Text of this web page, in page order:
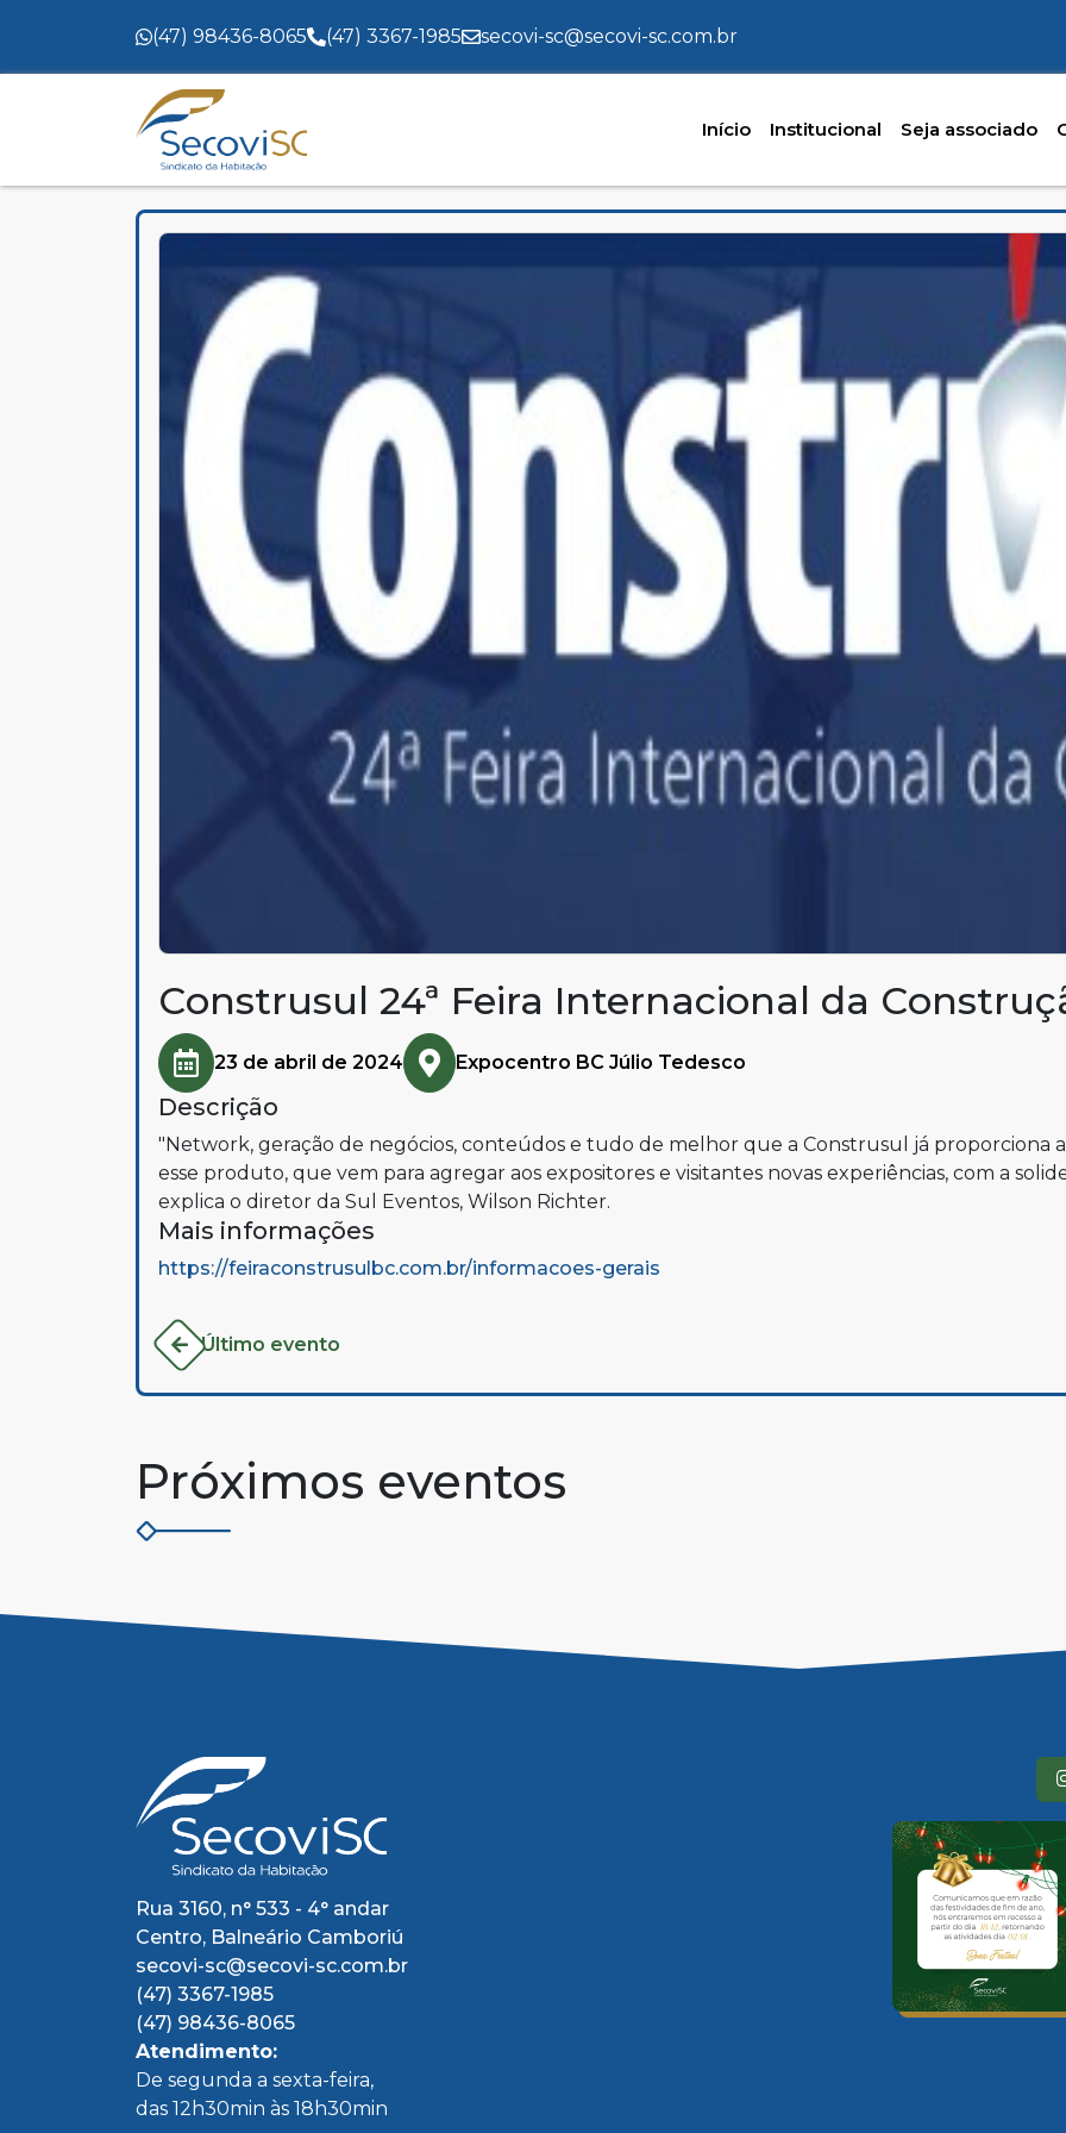
(47) 98436-8065 (47) 3367-1985 secovi-sc@secovi-sc.com.br
Início Institucional Seja associado
Construsul 24ª Feira Internacional da
23 de abril de 2024 Expocentro BC Júlio Tedesco
Descrição
"Network, geração de negócios, conteúdos e tudo de melhor que a Construsul já proporciona
esse produto, que vem para agregar aos expositores e visitantes novas experiências, com a
explica o diretor da Sul Eventos, Wilson Richter.
Mais informações
https://feiraconstrusulbc.com.br/informacoes-gerais
Último evento
Próximos eventos
Rua 3160, n° 533 - 4° andar
Centro, Balneário Camboriú
secovi-sc@secovi-sc.com.br
(47) 3367-1985
(47) 98436-8065
Atendimento:
De segunda a sexta-feira,
das 12h30min às 18h30min